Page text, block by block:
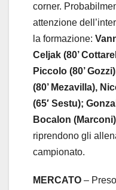
corner.
attenzione
la formazione:
Celjak (80’
Piccolo (80’
(80’ Mezavilla),
(65′ Sestu);
Bocalon (Marconi)
riprendono gli
campionato.
MERCATO – Preso